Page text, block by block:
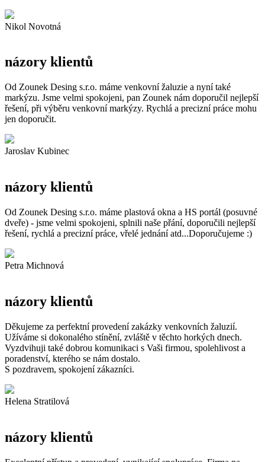
Nikol Novotná
názory klientů
Od Zounek Desing s.r.o. máme venkovní žaluzie a nyní také
markýzu. Jsme velmi spokojeni, pan Zounek nám doporučil nejlepší
řešení, při výběru venkovní markýzy. Rychlá a precizní práce mohu
jen doporučit.
Jaroslav Kubinec
názory klientů
Od Zounek Desing s.r.o. máme plastová okna a HS portál (posuvné
dveře) - jsme velmi spokojeni, splnili naše přání, doporučili nejlepší
řešení, rychlá a precizní práce, vřelé jednání atd...Doporučujeme :)
Petra Michnová
názory klientů
Děkujeme za perfektní provedení zakázky venkovních žaluzií.
Užíváme si dokonalého stínění, zvláště v těchto horkých dnech.
Vyzdvihuji také dobrou komunikaci s Vaši firmou, spolehlivost a
poradenství, kterého se nám dostalo.
S pozdravem, spokojení zákazníci.
Helena Stratilová
názory klientů